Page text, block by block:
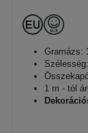
Gramázs:
Szélesség:
1 m - tól